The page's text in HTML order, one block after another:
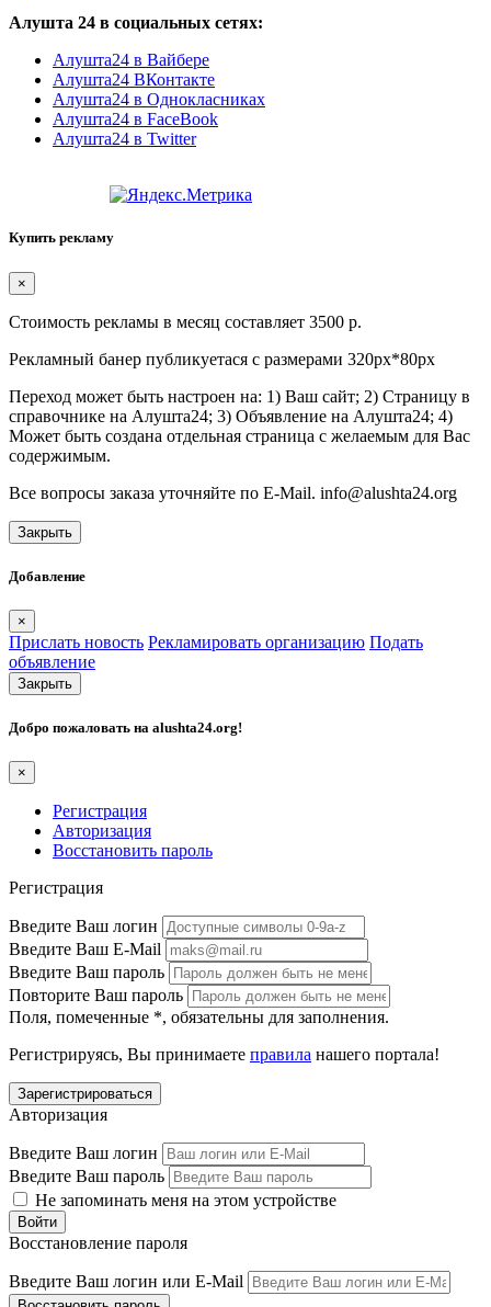
Алушта 24 в социальных сетях:
Алушта24 в Вайбере
Алушта24 ВКонтакте
Алушта24 в Однокласниках
Алушта24 в FaceBook
Алушта24 в Twitter
Купить рекламу
×
Стоимость рекламы в месяц составляет 3500 р.
Рекламный банер публикуетася с размерами 320px*80px
Переход может быть настроен на: 1) Ваш сайт; 2) Страницу в
справочнике на Алушта24; 3) Объявление на Алушта24; 4)
Может быть создана отдельная страница с желаемым для Вас
содержимым.
Все вопросы заказа уточняйте по E-Mail. info@alushta24.org
Закрыть
Добавление
×
Прислать новость Рекламировать организацию Подать
объявление
Закрыть
Добро пожаловать на alushta24.org!
×
Регистрация
Авторизация
Восстановить пароль
Регистрация
Введите Ваш логин
Введите Ваш E-Mail
Введите Ваш пароль
Повторите Ваш пароль
Поля, помеченные *, обязательны для заполнения.
Регистрируясь, Вы принимаете правила нашего портала!
Авторизация
Введите Ваш логин
Введите Ваш пароль
Не запоминать меня на этом устройстве
Восстановление пароля
Введите Ваш логин или E-Mail